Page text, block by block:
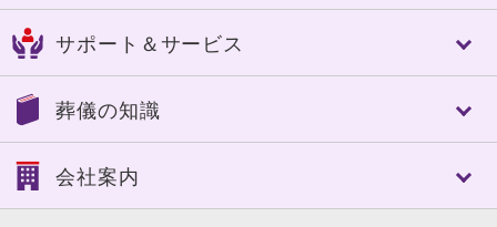
選べる葬送品・おもてなし
エンバーミング・湯灌
葬儀への想い
ご葬儀実例
四街道市
市原市
船橋市
茂原市
いすみ市
鴨川市
勝浦市
山武郡
認知症対策あんしんパック
家族葬
一般葬
一日葬
自宅葬
サポート＆サービス
事前相談のすすめ
アフターサポート
SOUセレモニーメンバーズ(互助会)
葬儀の知識
葬儀に必要な費用
ご葬儀後の対応と手続き
会社案内